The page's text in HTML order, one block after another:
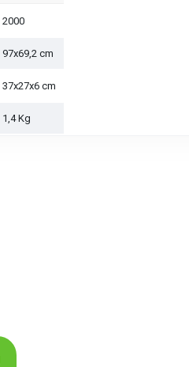
2000
97x69,2 cm
37x27x6 cm
1,4 Kg